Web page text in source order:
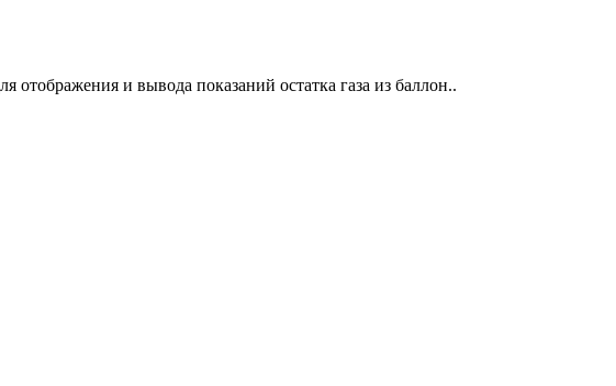
отображения и вывода показаний остатка газа из баллон..